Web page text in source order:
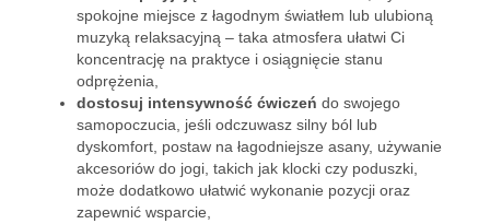
spokojne miejsce z łagodnym światłem lub ulubioną
muzyką relaksacyjną – taka atmosfera ułatwi Ci
koncentrację na praktyce i osiągnięcie stanu
odprężenia,
dostosuj intensywność ćwiczeń do swojego
samopoczucia, jeśli odczuwasz silny ból lub
dyskomfort, postaw na łagodniejsze asany, używanie
akcesoriów do jogi, takich jak klocki czy poduszki,
może dodatkowo ułatwić wykonanie pozycji oraz
zapewnić wsparcie,